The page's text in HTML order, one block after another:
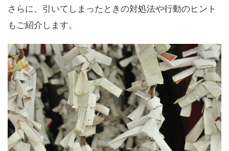
さらに、引いてしまったときの対処法や行動のヒント
もご紹介します。